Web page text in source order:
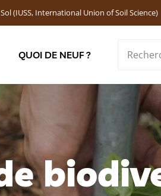
(IUSS, International Union of Soil Science)
QUOI DE NEUF ?